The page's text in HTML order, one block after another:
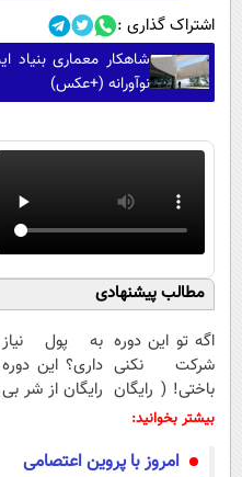
اشتراک گذاری :
شاهکار معماری بنیاد
نوآورانه (+عکس)
مطالب پیشنهادی
اگه تو این دوره
شرکت نکنی
باختی! ( رایگان
آموزش ببین
به پول نیاز
داری؟ این دوره
رایگان از شر بی
بیشتر بخوانید:
امروز با پروین اعتصامی